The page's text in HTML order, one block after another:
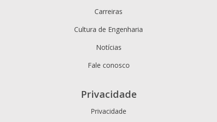
Carreiras
Cultura de Engenharia
Notícias
Fale conosco
Privacidade
Privacidade